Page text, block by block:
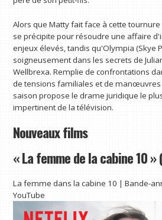
Alors que Matty fait face à cette
se précipite pour résoudre une affaire
enjeux élevés, tandis qu'Olympia (Skye
soigneusement dans les secrets de
Wellbrexa. Remplie de confrontations
de tensions familiales et de manœuvres
saison propose le drame juridique le
impertinent de la télévision.
Nouveaux films
« La femme de la cabine 10
La femme dans la cabine 10 | Bande-
YouTube